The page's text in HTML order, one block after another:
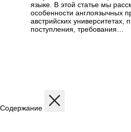
языке. В этой статье мы
особенности англоязычных
австрийских университетах,
поступления, требования…
Содержание